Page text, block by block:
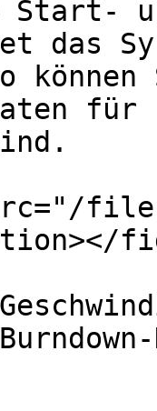
Start-
das
für
files/